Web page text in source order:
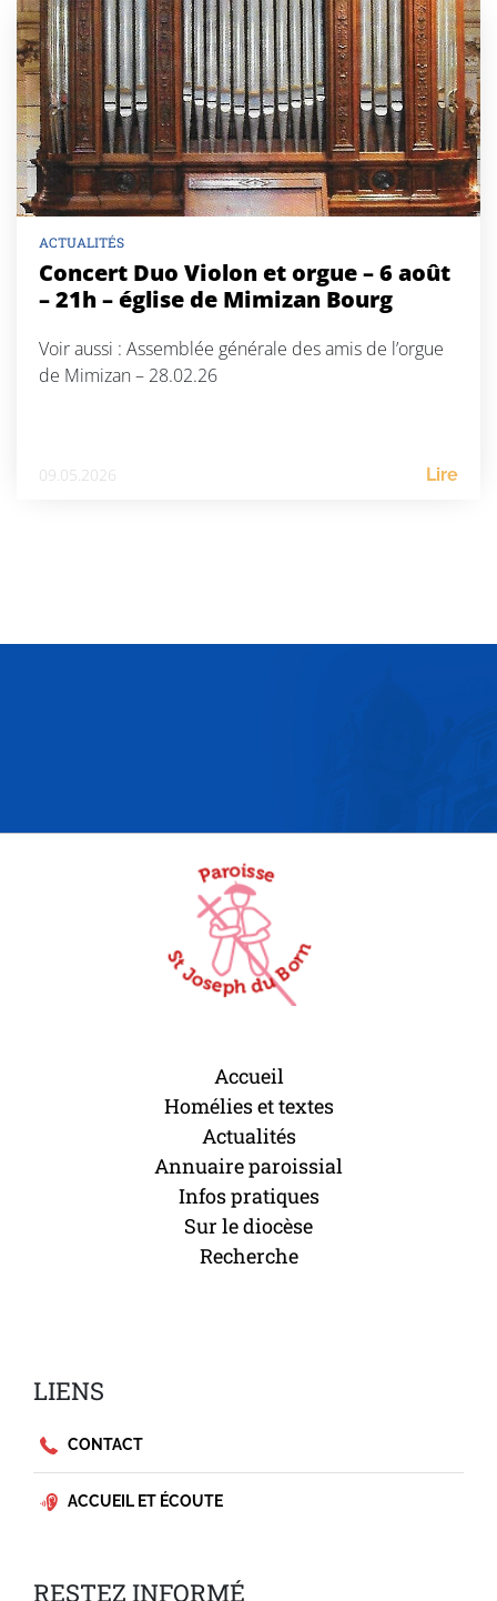
ACTUALITÉS
Concert Duo Violon et orgue – 6 août
– 21h – église de Mimizan Bourg
Voir aussi : Assemblée générale des amis de l’orgue
de Mimizan – 28.02.26
09.05.2026 Lire
Accueil
Homélies et textes
Actualités
Annuaire paroissial
Infos pratiques
Sur le diocèse
Recherche
LIENS
CONTACT
ACCUEIL ET ÉCOUTE
RESTEZ INFORMÉ